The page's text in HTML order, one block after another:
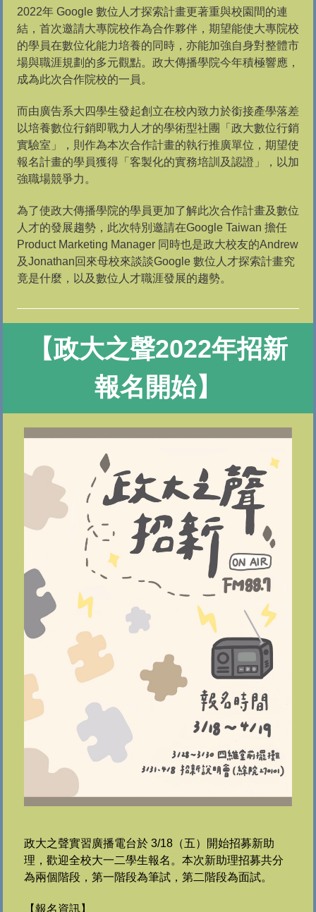
2022年 Google 數位人才探索計畫更著重與校園間的連
結，首次邀請大專院校作為合作夥伴，期望能使大專院校
的學員在數位化能力培養的同時，亦能加強自身對整體市
場與職涯規劃的多元觀點。政大傳播學院今年積極響應，
成為此次合作院校的一員。
而由廣告系大四學生發起創立在校內致力於銜接產學落差
以培養數位行銷即戰力人才的學術型社團「政大數位行銷
實驗室」，則作為本次合作計畫的執行推廣單位，期望使
報名計畫的學員獲得「客製化的實務培訓及認證」，以加
強職場競爭力。
為了使政大傳播學院的學員更加了解此次合作計畫及數位
人才的發展趨勢，此次特別邀請在Google Taiwan 擔任
Product Marketing Manager 同時也是政大校友的Andrew
及Jonathan回來母校來談談Google 數位人才探索計畫究
竟是什麼，以及數位人才職涯發展的趨勢。
【政大之聲2022年招新
報名開始】
政大之聲實習廣播電台於 3/18（五）開始招募新助
理，歡迎全校大一二學生報名。本次新助理招募共分
為兩個階段，第一階段為筆試，第二階段為面試。
【報名資訊】